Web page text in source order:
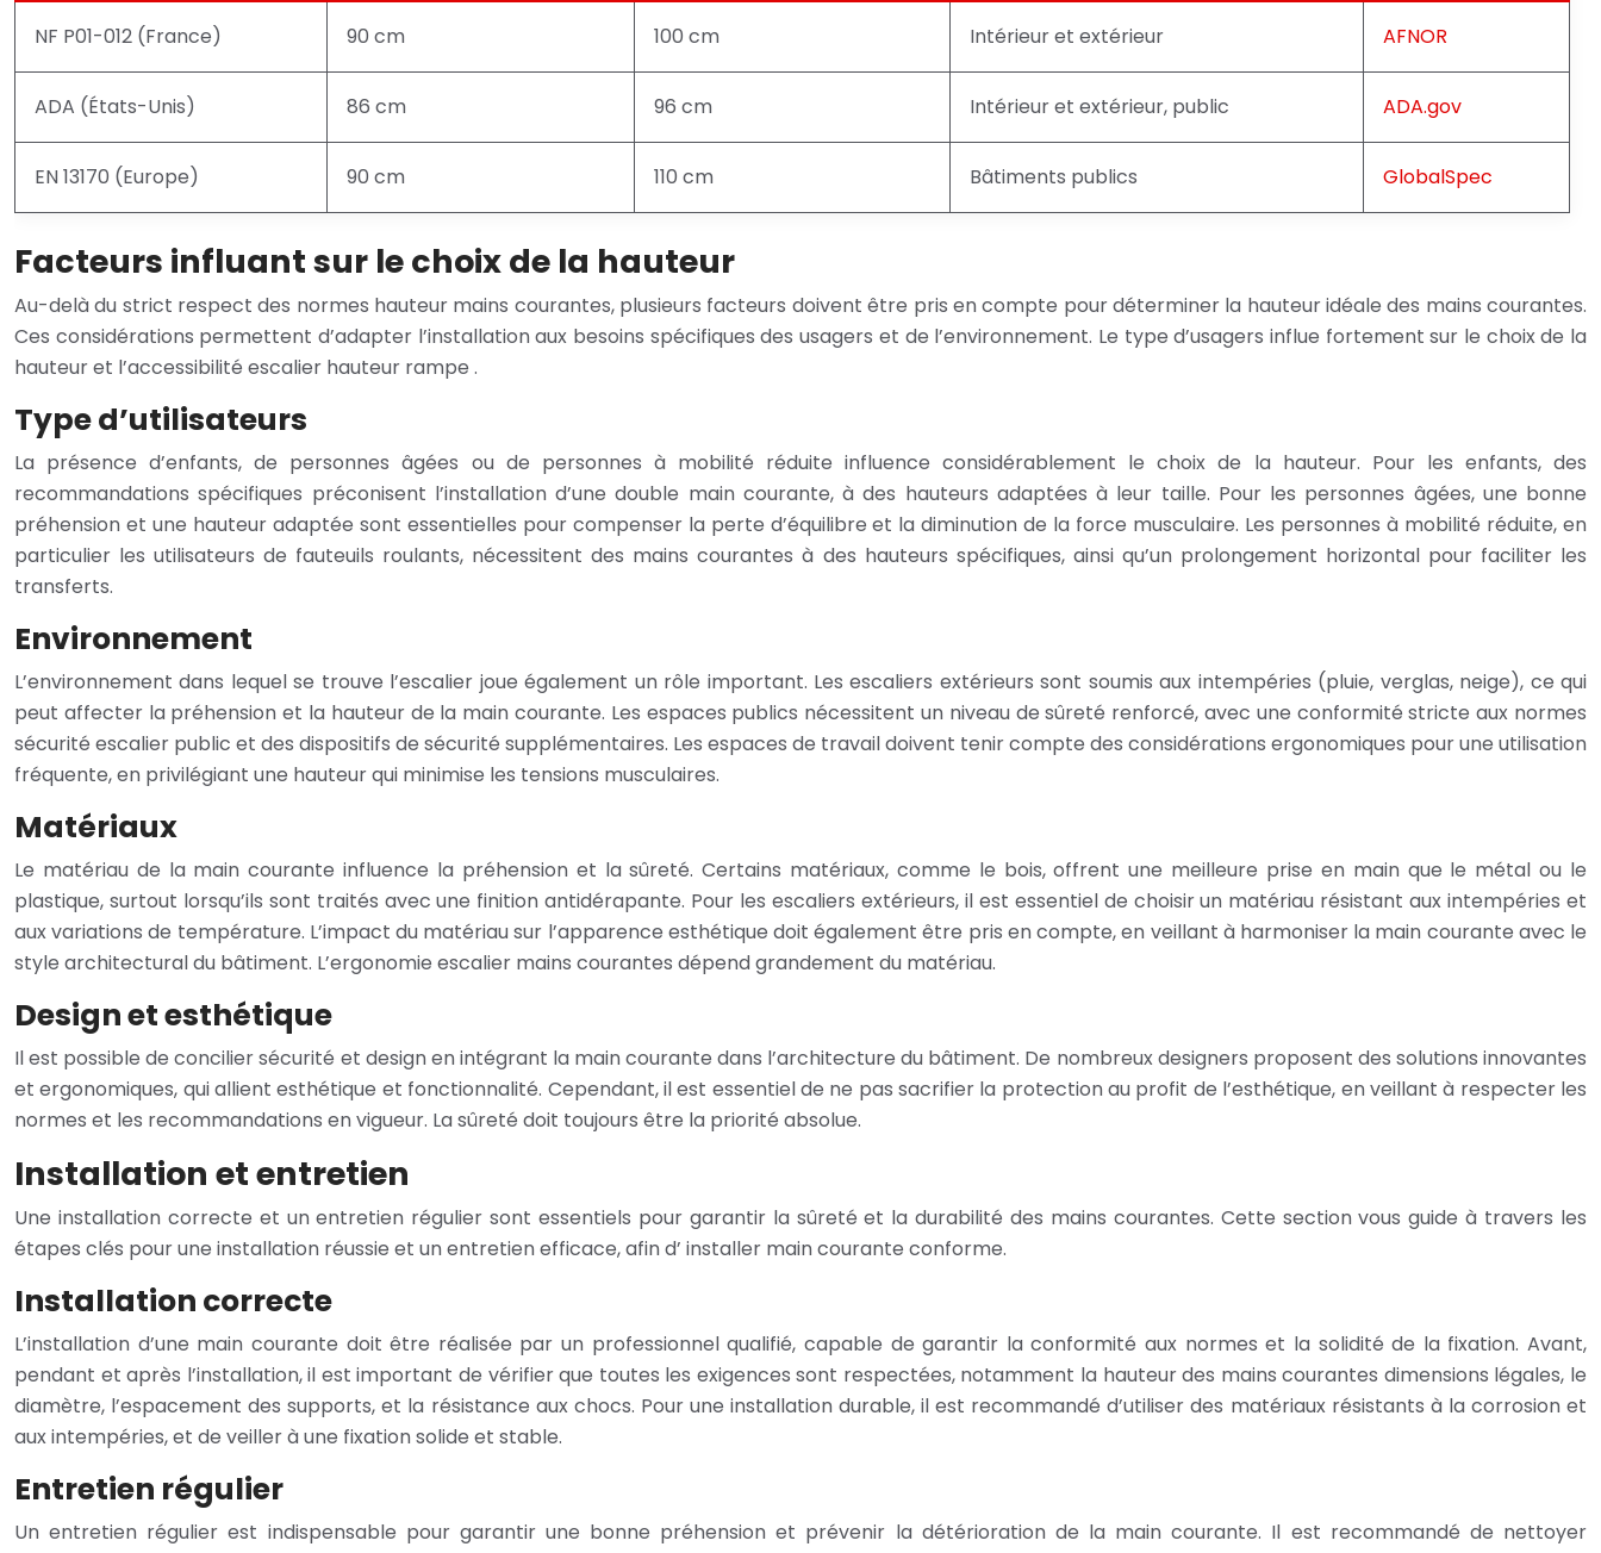
NF P01-012 (France) 90 cm 100 cm Intérieur et extérieur AFNOR
ADA (États-Unis) 86 cm 96 cm Intérieur et extérieur, public ADA.gov
EN 13170 (Europe) 90 cm 110 cm Bâtiments publics GlobalSpec
Facteurs influant sur le choix de la hauteur
Au-delà du strict respect des normes hauteur mains courantes, plusieurs facteurs doivent être pris en compte pour déterminer la hauteur idéale des mains courantes.
Ces considérations permettent d’adapter l’installation aux besoins spécifiques des usagers et de l’environnement. Le type d’usagers influe fortement sur le choix de la
hauteur et l’accessibilité escalier hauteur rampe .
Type d’utilisateurs
La présence d’enfants, de personnes âgées ou de personnes à mobilité réduite influence considérablement le choix de la hauteur. Pour les enfants, des
recommandations spécifiques préconisent l’installation d’une double main courante, à des hauteurs adaptées à leur taille. Pour les personnes âgées, une bonne
préhension et une hauteur adaptée sont essentielles pour compenser la perte d’équilibre et la diminution de la force musculaire. Les personnes à mobilité réduite, en
particulier les utilisateurs de fauteuils roulants, nécessitent des mains courantes à des hauteurs spécifiques, ainsi qu’un prolongement horizontal pour faciliter les
transferts.
Environnement
L’environnement dans lequel se trouve l’escalier joue également un rôle important. Les escaliers extérieurs sont soumis aux intempéries (pluie, verglas, neige), ce qui
peut affecter la préhension et la hauteur de la main courante. Les espaces publics nécessitent un niveau de sûreté renforcé, avec une conformité stricte aux normes
sécurité escalier public et des dispositifs de sécurité supplémentaires. Les espaces de travail doivent tenir compte des considérations ergonomiques pour une utilisation
fréquente, en privilégiant une hauteur qui minimise les tensions musculaires.
Matériaux
Le matériau de la main courante influence la préhension et la sûreté. Certains matériaux, comme le bois, offrent une meilleure prise en main que le métal ou le
plastique, surtout lorsqu’ils sont traités avec une finition antidérapante. Pour les escaliers extérieurs, il est essentiel de choisir un matériau résistant aux intempéries et
aux variations de température. L’impact du matériau sur l’apparence esthétique doit également être pris en compte, en veillant à harmoniser la main courante avec le
style architectural du bâtiment. L’ergonomie escalier mains courantes dépend grandement du matériau.
Design et esthétique
Il est possible de concilier sécurité et design en intégrant la main courante dans l’architecture du bâtiment. De nombreux designers proposent des solutions innovantes
et ergonomiques, qui allient esthétique et fonctionnalité. Cependant, il est essentiel de ne pas sacrifier la protection au profit de l’esthétique, en veillant à respecter les
normes et les recommandations en vigueur. La sûreté doit toujours être la priorité absolue.
Installation et entretien
Une installation correcte et un entretien régulier sont essentiels pour garantir la sûreté et la durabilité des mains courantes. Cette section vous guide à travers les
étapes clés pour une installation réussie et un entretien efficace, afin d’ installer main courante conforme.
Installation correcte
L’installation d’une main courante doit être réalisée par un professionnel qualifié, capable de garantir la conformité aux normes et la solidité de la fixation. Avant,
pendant et après l’installation, il est important de vérifier que toutes les exigences sont respectées, notamment la hauteur des mains courantes dimensions légales, le
diamètre, l’espacement des supports, et la résistance aux chocs. Pour une installation durable, il est recommandé d’utiliser des matériaux résistants à la corrosion et
aux intempéries, et de veiller à une fixation solide et stable.
Entretien régulier
Un entretien régulier est indispensable pour garantir une bonne préhension et prévenir la détérioration de la main courante. Il est recommandé de nettoyer